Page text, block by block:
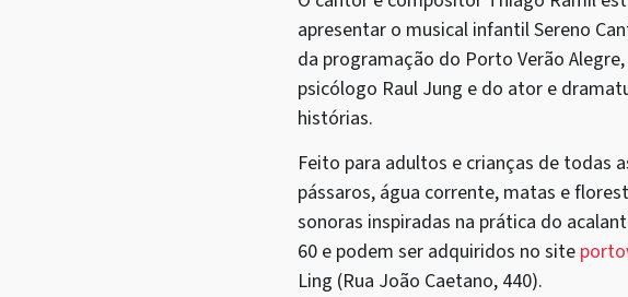
apresentar o musical infantil Sereno
da programação do Porto Verão
psicólogo Raul Jung e do ator e
histórias.
Feito para adultos e crianças de todas
pássaros, água corrente, matas e
sonoras inspiradas na prática do
60 e podem ser adquiridos no site
Ling (Rua João Caetano, 440).